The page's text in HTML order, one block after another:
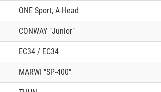
ONE Sport, A-Head
CONWAY "Junior"
EC34 / EC34
MARWI "SP-400"